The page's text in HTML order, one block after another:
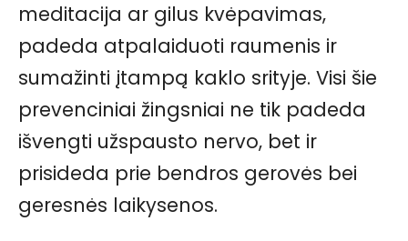
meditacija ar gilus kvėpavimas,
padeda atpalaiduoti raumenis ir
sumažinti įtampą kaklo srityje. Visi šie
prevenciniai žingsniai ne tik padeda
išvengti užspausto nervo, bet ir
prisideda prie bendros gerovės bei
geresnės laikysenos.